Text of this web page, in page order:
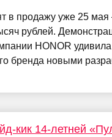
в продажу уже 25 мая
рублей.
HONOR удивила
бренда новыми
кик 14-летней